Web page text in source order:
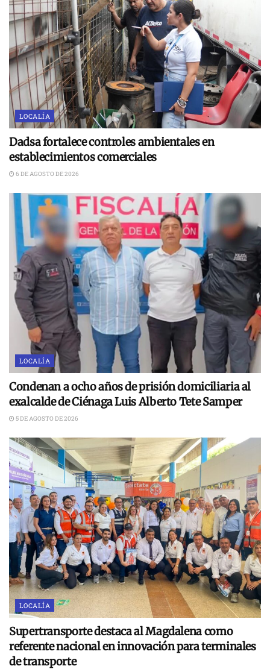
LOCALÍA
Dadsa fortalece controles ambientales en
establecimientos comerciales
6 DE AGOSTO DE 2026
LOCALÍA
Condenan a ocho años de prisión domiciliaria al
exalcalde de Ciénaga Luis Alberto Tete Samper
5 DE AGOSTO DE 2026
LOCALÍA
Supertransporte destaca al Magdalena como
referente nacional en innovación para terminales
de transporte